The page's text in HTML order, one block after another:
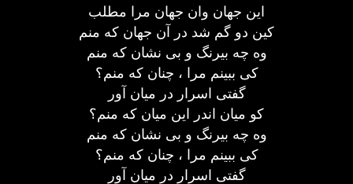
این جهان وان جهان مرا مطلب
کین دو گم شد در آن جهان که منم
وه چه بیرنگ و بی نشان که منم
کی ببینم مرا ، چنان که منم؟
گفتی اسرار در میان آور
کو میان اندر این میان که منم؟
وه چه بیرنگ و بی نشان که منم
کی ببینم مرا ، چنان که منم؟
گفتی اسرار در میان آور